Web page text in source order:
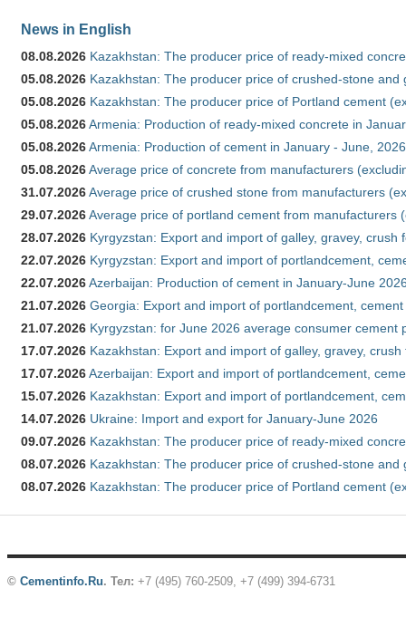
News in English
08.08.2026 Kazakhstan: The producer price of ready-mixed
05.08.2026 Kazakhstan: The producer price of crushed-stone and
05.08.2026 Kazakhstan: The producer price of Portland cement
05.08.2026Armenia: Production of ready-mixed concrete in
05.08.2026Armenia: Production of cement in January - June, 2026
05.08.2026Average price of concrete from manufacturers
31.07.2026Average price of crushed stone from manufacturers
29.07.2026Average price of portland cement from manufacturers
28.07.2026 Kyrgyzstan: Export and import of galley, gravey,
22.07.2026 Kyrgyzstan: Export and import of portlandcement,
22.07.2026Azerbaijan: Production of cement in January-June
21.07.2026 Georgia: Export and import of portlandcement,
21.07.2026 Kyrgyzstan: for June 2026 average consumer cement
17.07.2026 Kazakhstan: Export and import of galley, gravey,
17.07.2026Azerbaijan: Export and import of portlandcement,
15.07.2026 Kazakhstan: Export and import of portlandcement,
14.07.2026 Ukraine: Import and export for January-June 2026
09.07.2026 Kazakhstan: The producer price of ready-mixed
08.07.2026 Kazakhstan: The producer price of crushed-stone and
08.07.2026 Kazakhstan: The producer price of Portland cement
© Cementinfo.Ru. Тел: +7 (495) 760-2509, +7 (499) 394-6731